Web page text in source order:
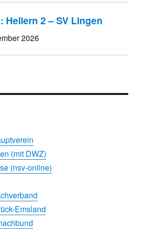
Hellern 2 – SV Lingen
2026
(mit DWZ)
(nsv-online)
Emsland